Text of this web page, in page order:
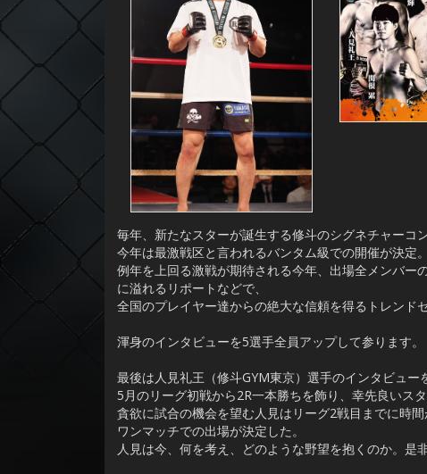
毎年、新たなスターが誕生する修斗のシグネチャーコ
今年は最激戦区と言われるバンタム級での開催が決定。
例年を上回る激戦が期待される今年、出場全メンバー
に溢れるリポートなどで、
全国のプレイヤー達からの絶大な信頼を得るトレンド
渾身のインタビューを5選手全員アップして参ります。
最後は人見礼王（修斗GYM東京）選手のインタビュ
5月のリーグ初戦から2R一本勝ちを飾り、幸先良いスタ
貪欲に試合の機会を望む人見はリーグ2戦目までに時
ワンマッチでの出場が決定した。
人見は今、何を考え、どのような野望を抱くのか。是